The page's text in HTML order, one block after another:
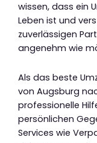
wissen, dass ein
Leben ist und
zuverlässigen
angenehm wie
Als das beste
von Augsburg
professionelle
persönlichen
Services wie